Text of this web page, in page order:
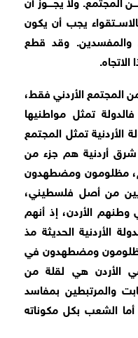
يجب أن يكون
والمفسدين. وقد قطع
المجتمع الأردني فقط،
تمثل مواطنيها
الأردنية تمثل المجتمع
شرق أردنية هم جزء من
مظلومون ومضطهدون
من أصل فلسطيني،
الأردن، إذ أنهم
الأردنية الحديثة مذ
ومضطهدون في
الأردن هي لقلة من
والمرتبطين بمفاسد
الشعب بكل مكوناته